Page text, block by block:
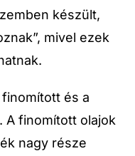
készült,
mivel ezek
és a
A finomított olajok
nagy része